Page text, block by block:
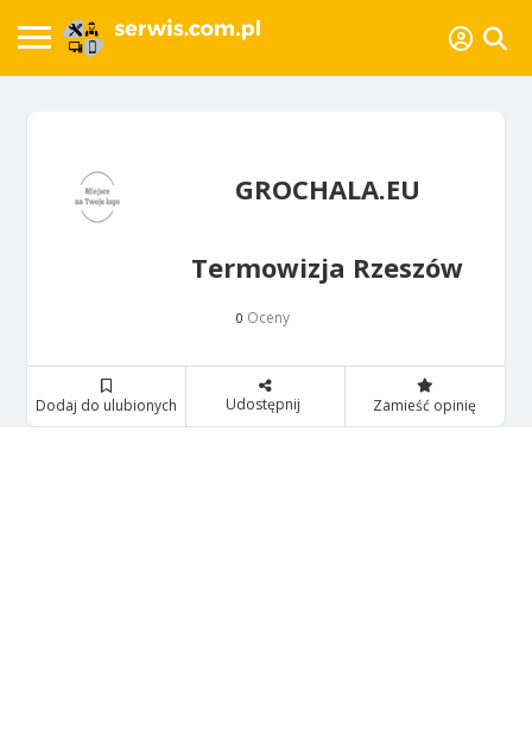
GROCHALA.EU
Termowizja Rzeszów
0 Oceny
Dodaj do ulubionych Udostępnij Zamieść opinię